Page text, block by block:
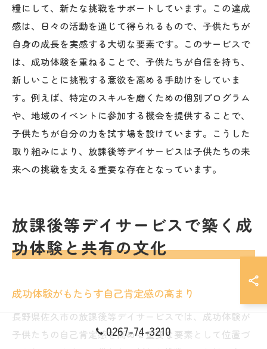
糧にして、新たな挑戦をサポートしています。この達成
感は、日々の活動を通じて得られるもので、子供たちが
自身の成長を実感する大切な要素です。このサービスで
は、成功体験を重ねることで、子供たちが自信を持ち、
新しいことに挑戦する意欲を高める手助けをしていま
す。例えば、特定のスキルを磨くための個別プログラム
や、地域のイベントに参加する機会を提供することで、
子供たちが自分の力を試す場を設けています。こうした
取り組みにより、放課後等デイサービスは子供たちの未
来への挑戦を支える重要な存在となっています。
放課後等デイサービスで築く成
功体験と共有の文化
成功体験がもたらす自己肯定感の高まり
長野県佐久市の放課後等デイサービスでは、成功体験が
子供たちの自己肯定感を高める重要な要素として位置づ
0267-74-3210